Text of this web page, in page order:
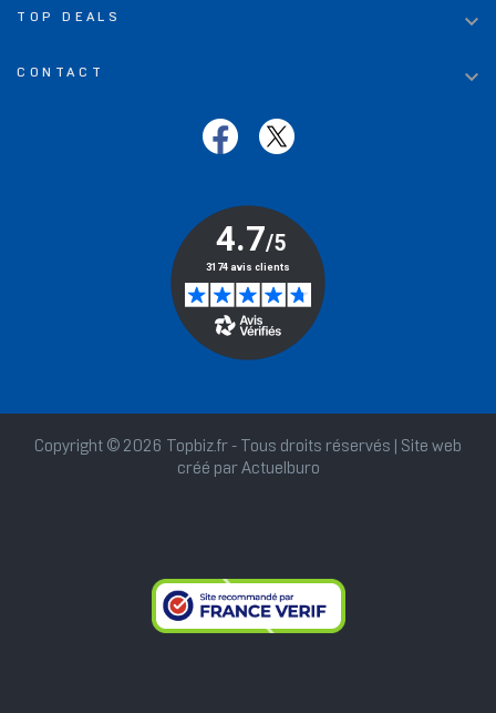
TOP DEALS 
CONTACT 
Copyright © 2026 Topbiz.fr - Tous droits réservés | Site web
créé par Actuelburo